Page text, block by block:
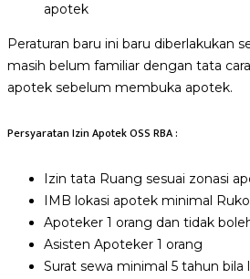
apotek
Peraturan baru ini baru diberlakukan
masih belum familiar dengan tata
apotek sebelum membuka apotek.
Persyaratan Izin Apotek OSS RBA :
Izin tata Ruang sesuai zonasi
IMB lokasi apotek minimal
Apoteker 1 orang dan tidak
Asisten Apoteker 1 orang
Surat sewa minimal 5 tahun